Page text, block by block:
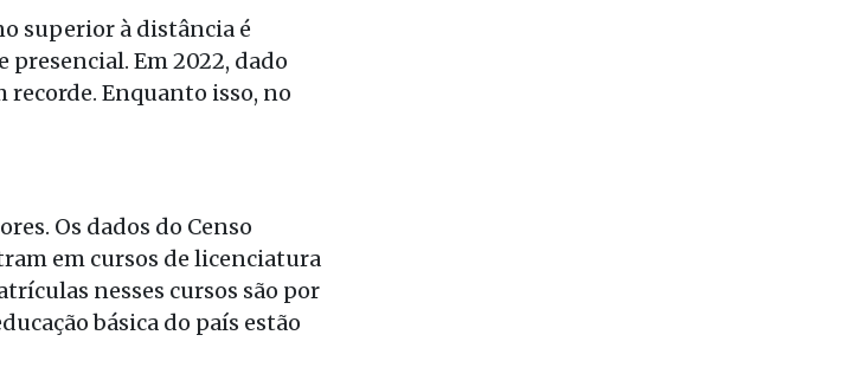
superior à distância é
Em 2022, dado
recorde. Enquanto isso, no
Os dados do Censo
em cursos de licenciatura
nesses cursos são por
básica do país estão